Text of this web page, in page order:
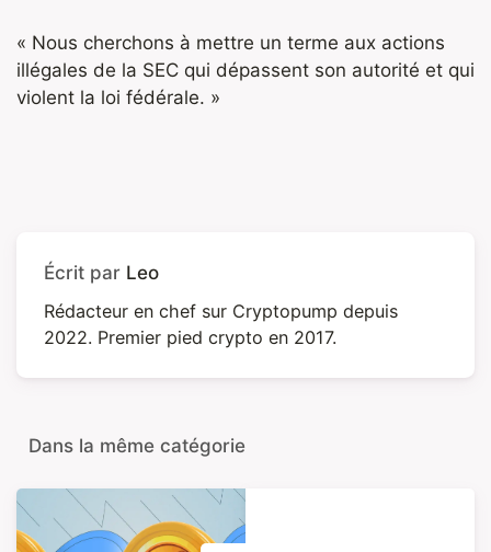
« Nous cherchons à mettre un terme aux actions
illégales de la SEC qui dépassent son autorité et qui
violent la loi fédérale. »
Écrit par Leo
Rédacteur en chef sur Cryptopump depuis
2022. Premier pied crypto en 2017.
Dans la même catégorie